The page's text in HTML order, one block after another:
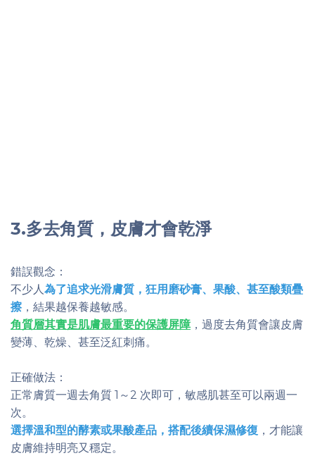
3.多去角質，皮膚才會乾淨
錯誤觀念：
不少人為了追求光滑膚質，狂用磨砂膏、果酸、甚至酸類疊
擦 ，結果越保養越敏感。
角質層其實是肌膚最重要的保護屏障 ，過度去角質會讓皮膚
變薄、乾燥、甚至泛紅刺痛。
正確做法：
正常膚質一週去角質 1～2 次即可，敏感肌甚至可以兩週一
次。
選擇溫和型的酵素或果酸產品，搭配後續保濕修復 ，才能讓
皮膚維持明亮又穩定。